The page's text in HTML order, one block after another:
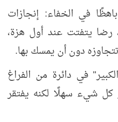
في الخفاء: إنجازات
رضا يتفتت عند أول هزة،
دون أن يمسك بها.
في دائرة من الفراغ
كل شيء سهلًا لكنه يفتقر